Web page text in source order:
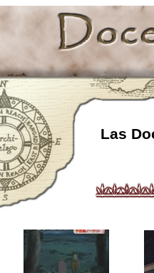
Las